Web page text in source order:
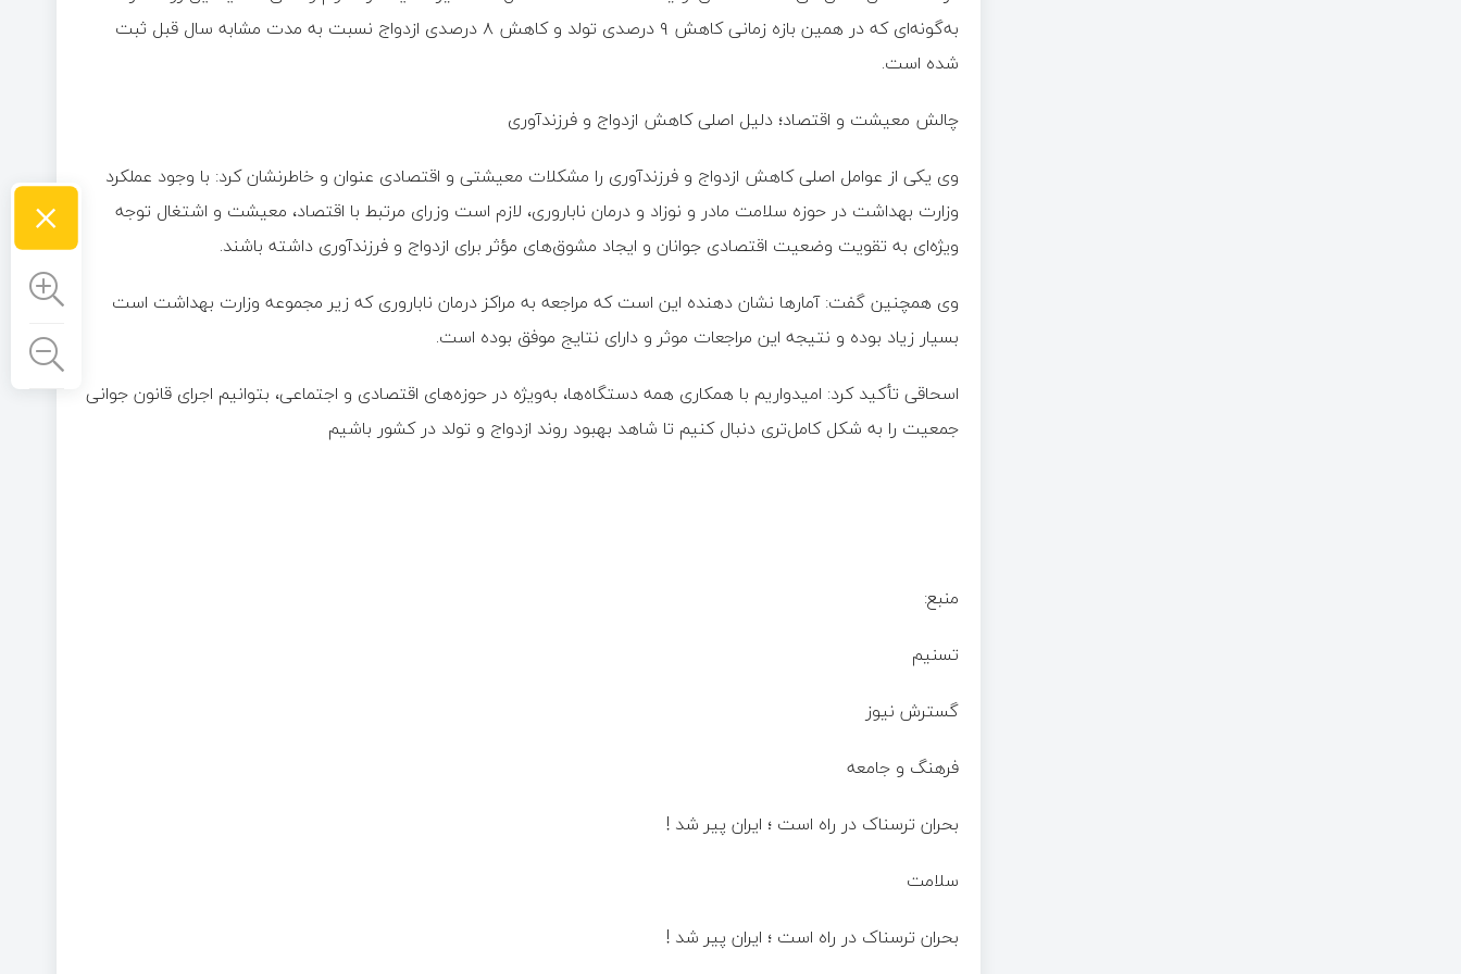
به‌گونه‌ای که در همین بازه زمانی کاهش ۹ درصدی تولد و کاهش ۸ درصدی ازدواج نسبت به مدت مشابه سال قبل ثبت
شده است.
چالش معیشت و اقتصاد؛ دلیل اصلی کاهش ازدواج و فرزندآوری
وی یکی از عوامل اصلی کاهش ازدواج و فرزندآوری را مشکلات معیشتی و اقتصادی عنوان و خاطرنشان کرد: با وجود عملکرد
وزارت بهداشت در حوزه سلامت مادر و نوزاد و درمان ناباروری، لازم است وزرای مرتبط با اقتصاد، معیشت و اشتغال توجه
ویژه‌ای به تقویت وضعیت اقتصادی جوانان و ایجاد مشوق‌های مؤثر برای ازدواج و فرزندآوری داشته باشند.
وی همچنین گفت: آمارها نشان دهنده این است که مراجعه به مراکز درمان ناباروری که زیر مجموعه وزارت بهداشت است
بسیار زیاد بوده و نتیجه این مراجعات موثر و دارای نتایج موفق بوده است.
اسحاقی تأکید کرد: امیدواریم با همکاری همه دستگاه‌ها، به‌ویژه در حوزه‌های اقتصادی و اجتماعی، بتوانیم اجرای قانون جوانی
جمعیت را به شکل کامل‌تری دنبال کنیم تا شاهد بهبود روند ازدواج و تولد در کشور باشیم
منبع:
تسنیم
گسترش نیوز
فرهنگ و جامعه
بحران ترسناک در راه است ؛ ایران پیر شد !
سلامت
بحران ترسناک در راه است ؛ ایران پیر شد !
×